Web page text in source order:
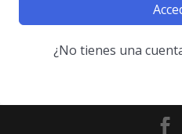
¿No tienes una